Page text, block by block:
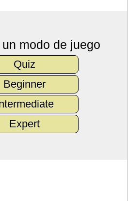
modo de juego
Quiz
Beginner
Expert